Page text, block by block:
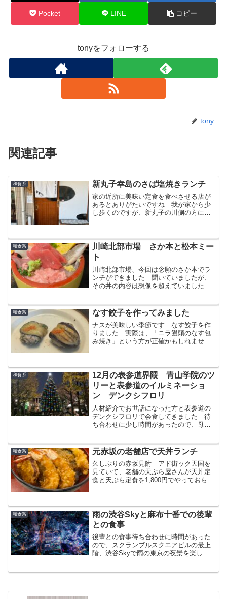
Pocket LINE コピー
tonyをフォローする
tony
関連記事
和食系 新丸子幸島のさば塩焼きランチ
家の近所に美味い定食を食べさせる店が
あるとありがたいですね 我が家から少
し歩くのですが、新丸子の川側の方に居
和食系
川崎北部市場 さか本と松本ミー
ト
川崎北部市場、今回は念願のさか本でラ
ンチができました 聞いていましたが、
その丼の内容は想像を超えていました
で、買ってみました
和食系 なす餃子を作ってみました
ナスが美味しい季節です なす餃子を作
りました 実際は、「ニラ饅頭のなす包
み焼き」という方が正確かもしれません
貴重な一品となりました
和食系
12月の表参道界隈 青山学院のツ
リーと表参道のイルミネーショ
ン デンクシフロリ
人材紹介でお世話になった方と表参道の
デンクシフロリで会食してきました 待
ち合わせに少し時間があったので、母校
和食系 元赤坂の老舗店で天丼ランチ
久しぶりの赤坂見附 アド街ック天国を
見ていて、老舗の天ぷら屋さんが天丼定
食と天ぷら定食を1,800円でやっておられ
和食系
雨の渋谷Skyと麻布十番での後輩
との食事
後輩との食事待ち合わせに時間があった
ので、スクランブルスクエアビルの最上
階、渋谷Skyで雨の東京の夜景を楽しみ